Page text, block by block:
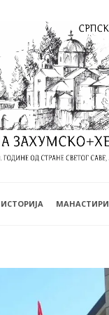
ИСТОРИЈА МАНАСТИРИ